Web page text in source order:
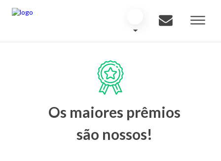
Os maiores prêmios
são nossos!